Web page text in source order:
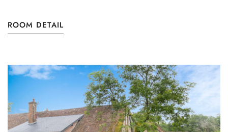
ROOM DETAIL